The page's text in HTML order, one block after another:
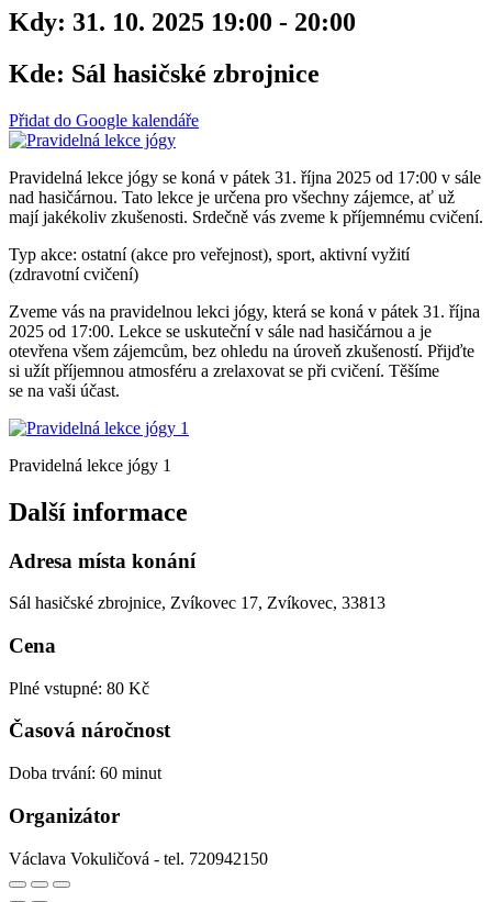
Kdy: 31. 10. 2025 19:00 - 20:00
Kde: Sál hasičské zbrojnice
Přidat do Google kalendáře
Pravidelná lekce jógy se koná v pátek 31. října 2025 od 17:00 v sále
nad hasičárnou. Tato lekce je určena pro všechny zájemce, ať už
mají jakékoliv zkušenosti. Srdečně vás zveme k příjemnému cvičení.
Typ akce: ostatní (akce pro veřejnost), sport, aktivní vyžití
(zdravotní cvičení)
Zveme vás na pravidelnou lekci jógy, která se koná v pátek 31. října
2025 od 17:00. Lekce se uskuteční v sále nad hasičárnou a je
otevřena všem zájemcům, bez ohledu na úroveň zkušeností. Přijďte
si užít příjemnou atmosféru a zrelaxovat se při cvičení. Těšíme
se na vaši účast.
Pravidelná lekce jógy 1
Další informace
Adresa místa konání
Sál hasičské zbrojnice, Zvíkovec 17, Zvíkovec, 33813
Cena
Plné vstupné: 80 Kč
Časová náročnost
Doba trvání: 60 minut
Organizátor
Václava Vokuličová - tel. 720942150